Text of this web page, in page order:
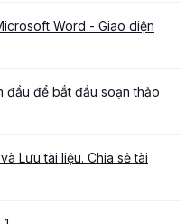
Word - Giao diện
đầu để bắt đầu soạn thảo
Lưu tài liệu. Chia sẻ tài